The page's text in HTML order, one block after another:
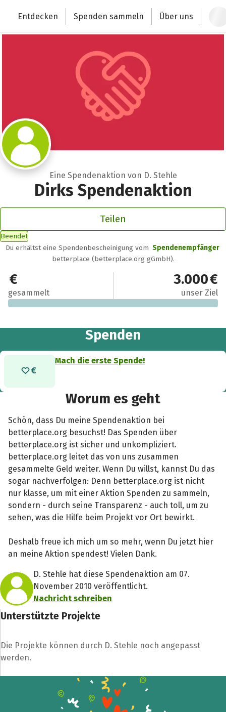
Deutschlands größte Spendenplattform
Entdecken Spenden sammeln Über uns
Eine Spendenaktion von D. Stehle
Dirks Spendenaktion
Teilen
Beendet
Du erhältst eine Spendenbescheinigung vom Spendenempfänger
betterplace (betterplace.org gGmbH).
0 €
gesammelt
3.000 €
unser Ziel
Spenden
Mach die erste Spende!
Worum es geht
Schön, dass Du meine Spendenaktion bei
betterplace.org besuchst! Das Spenden über
betterplace.org ist sicher und unkompliziert.
betterplace.org leitet das von uns zusammen
gesammelte Geld weiter. Wenn Du willst, kannst Du das
sogar nachverfolgen: Denn betterplace.org ist nicht
nur klasse, um mit einer Aktion Spenden zu sammeln,
sondern - durch seine Transparenz - auch toll, um zu
sehen, was die Hilfe beim Projekt vor Ort bewirkt.
Deshalb freue ich mich um so mehr, wenn Du jetzt hier
an meine Aktion spendest! Vielen Dank.
D. Stehle hat diese Spendenaktion am 07.
November 2010 veröffentlicht.
Nachricht schreiben
Unterstützte Projekte
Die Projekte können durch D. Stehle noch angepasst
werden.
Teile die Spendenaktion
Facebook